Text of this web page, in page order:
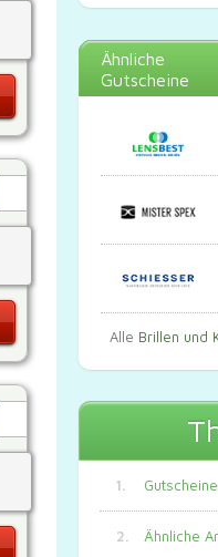
Ähnliche
Gutscheine
Alle Brillen und
Gutscheine
Ähnliche